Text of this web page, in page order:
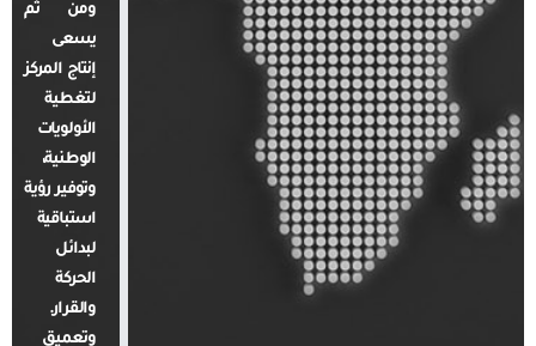
ومن ثم
يسعى
إنتاج المركز
لتغطية
الأولويات
الوطنية،
وتوفير رؤية
استباقية
لبدائل
الحركة
والقرار.
وتعميق